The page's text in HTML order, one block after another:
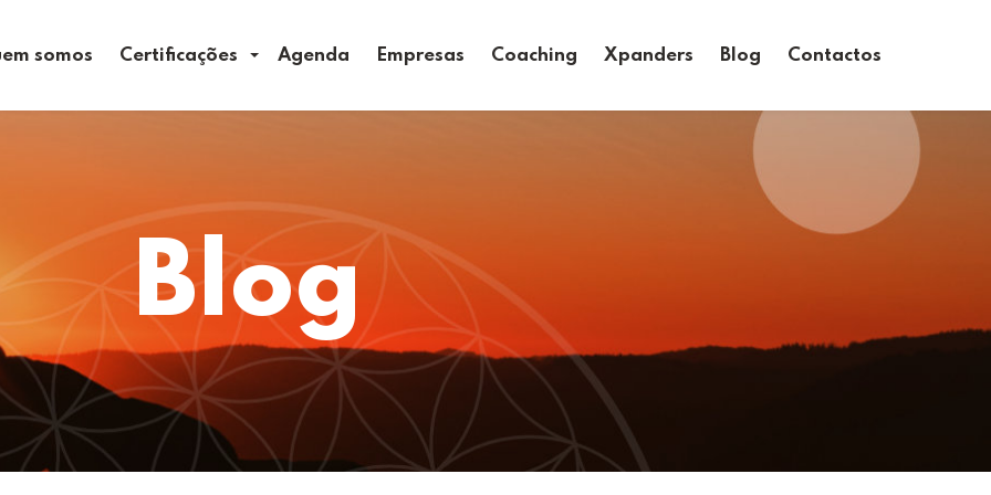
somos Certificações Agenda Empresas Coaching Xpanders Blog Contactos
Blog